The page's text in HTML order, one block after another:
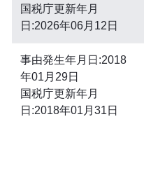
国税庁更新年月
日:2026年06月12日
事由発生年月日:2018
年01月29日
国税庁更新年月
日:2018年01月31日